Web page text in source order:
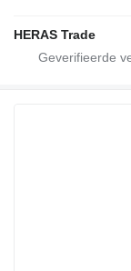
HERAS Trade